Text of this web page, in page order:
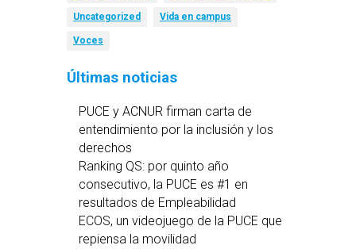
Uncategorized Vida en campus
Voces
Últimas noticias
PUCE y ACNUR firman carta de
entendimiento por la inclusión y los
derechos
Ranking QS: por quinto año
consecutivo, la PUCE es #1 en
resultados de Empleabilidad
ECOS, un videojuego de la PUCE que
repiensa la movilidad